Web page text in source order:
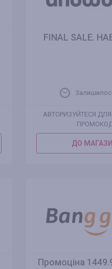
FINAL SALE.
АВТОРИЗУЙТЕСЯ
ДО
Промоціна